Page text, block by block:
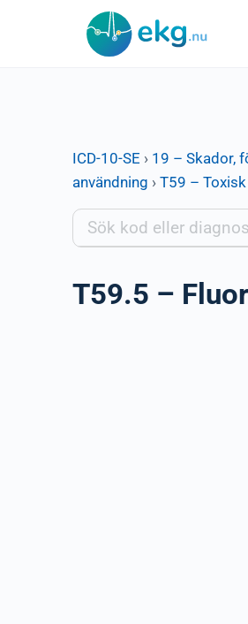
ICD-10-SE › 19 – Skador,
användning › T59 –
T59.5 –